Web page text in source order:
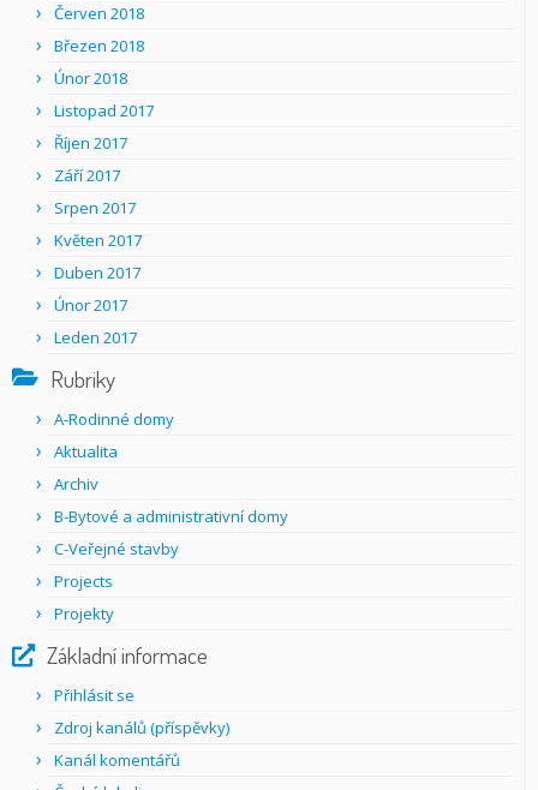
Červen 2018
Březen 2018
Únor 2018
Listopad 2017
Říjen 2017
Září 2017
Srpen 2017
Květen 2017
Duben 2017
Únor 2017
Leden 2017
Rubriky
A-Rodinné domy
Aktualita
Archiv
B-Bytové a administrativní domy
C-Veřejné stavby
Projects
Projekty
Základní informace
Přihlásit se
Zdroj kanálů (příspěvky)
Kanál komentářů